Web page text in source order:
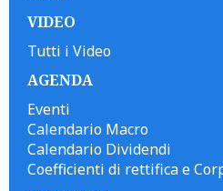
VIDEO
Tutti i Video
AGENDA
Eventi
Calendario Macro
Calendario Dividendi
Coefficienti di rettifica e